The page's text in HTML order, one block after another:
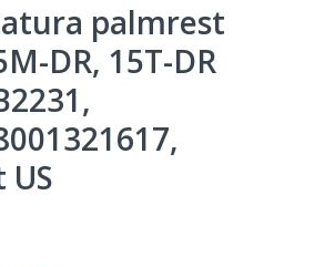
palmrest
DR, 15T-DR